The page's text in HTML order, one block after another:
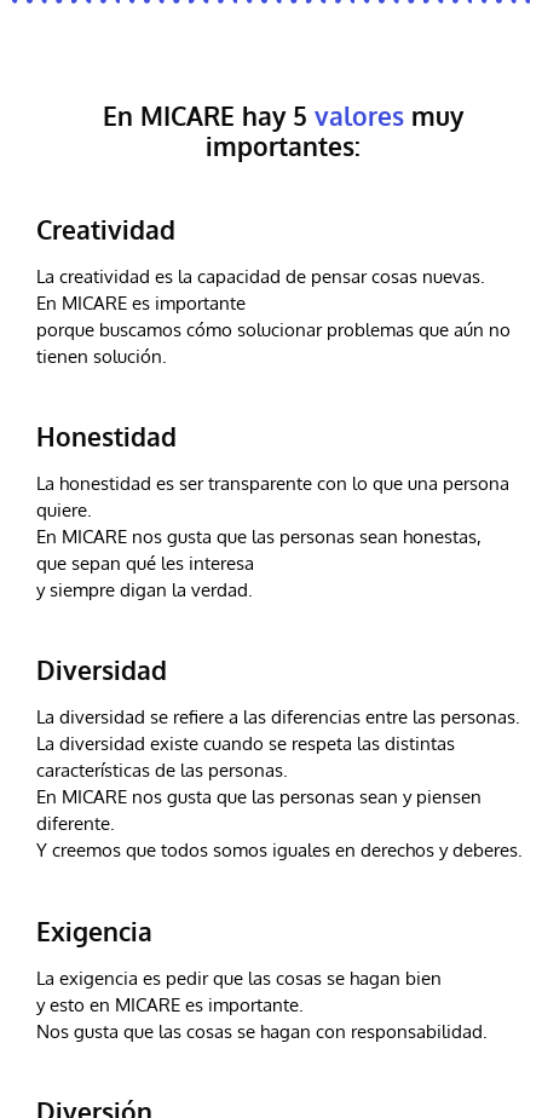
En MICARE hay 5 valores muy
importantes:
Creatividad
La creatividad es la capacidad de pensar cosas nuevas.
En MICARE es importante
porque buscamos cómo solucionar problemas que aún no
tienen solución.
Honestidad
La honestidad es ser transparente con lo que una persona
quiere.
En MICARE nos gusta que las personas sean honestas,
que sepan qué les interesa
y siempre digan la verdad.
Diversidad
La diversidad se refiere a las diferencias entre las personas.
La diversidad existe cuando se respeta las distintas
características de las personas.
En MICARE nos gusta que las personas sean y piensen
diferente.
Y creemos que todos somos iguales en derechos y deberes.
Exigencia
La exigencia es pedir que las cosas se hagan bien
y esto en MICARE es importante.
Nos gusta que las cosas se hagan con responsabilidad.